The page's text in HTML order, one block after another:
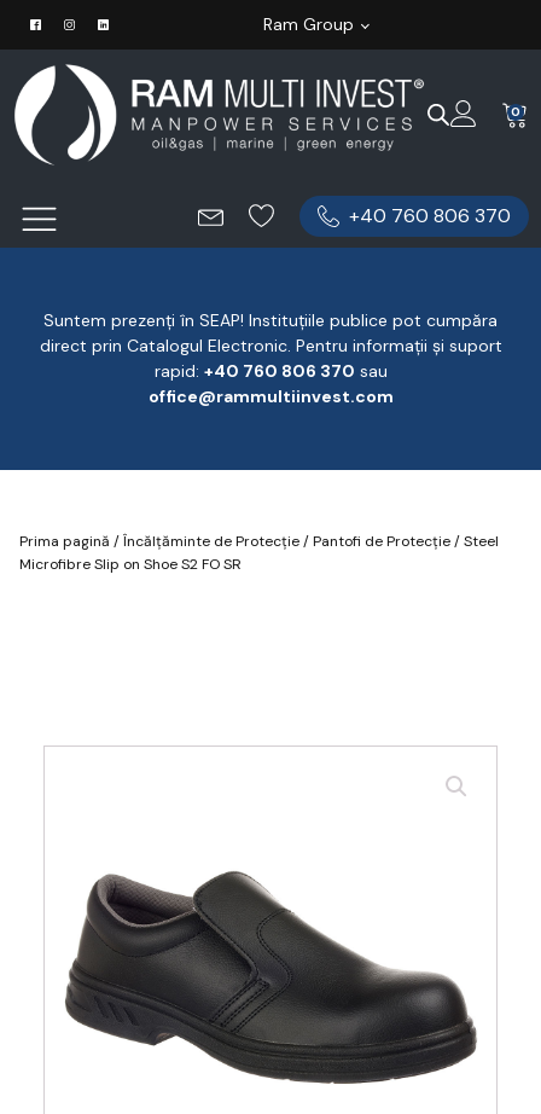
Ram Group
0
+40 760 806 370
Suntem prezenți în SEAP! Instituțiile publice pot cumpăra
direct prin Catalogul Electronic. Pentru informații și suport
rapid: ‪+40 760 806 370 ‬ sau
office@rammultiinvest.com
Prima pagină /Încălțăminte de Protecție/Pantofi de Protecție/ Steel
Microfibre Slip on Shoe S2 FO SR